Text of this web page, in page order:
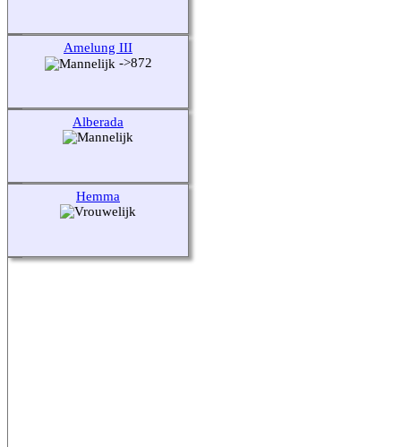
Amelung III
->872
Alberada
Hemma